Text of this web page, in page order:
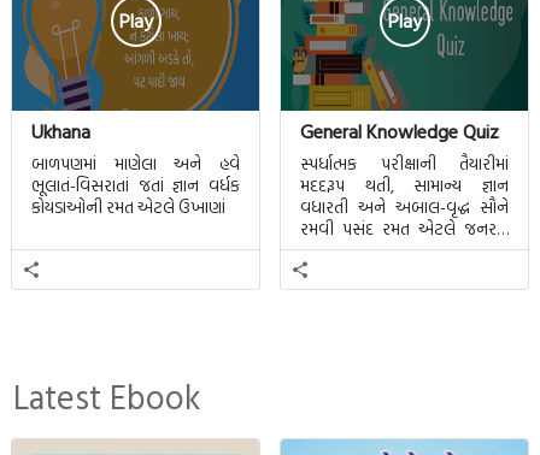
Play
Ukhana
બાળપણમાં માણેલા અને હવે
ભૂલાતં-વિસરાતાં જતાં જ્ઞાન વર્ધક
કોયડાઓની રમત એટલે ઉખાણાં
Play
General Knowledge Quiz
સ્પર્ધાત્મક પરીક્ષાની તૈયારીમાં
મદદરૂપ થતી, સામાન્ય જ્ઞાન
વધારતી અને અબાલ-વૃદ્ધ સૌને
રમવી પસંદ રમત એટલે જનરલ
નોલેજ ક્વિઝ.
Latest Ebook